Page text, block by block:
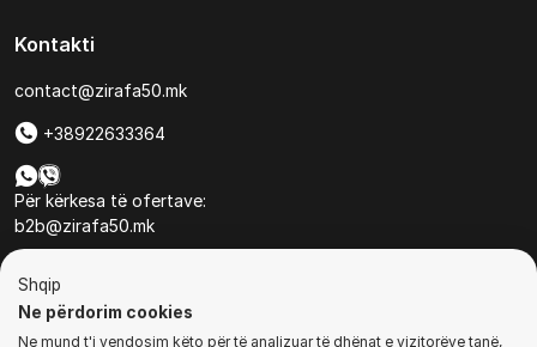
Kontakti
contact@zirafa50.mk
+38922633364
Për kërkesa të ofertave:
b2b@zirafa50.mk
Shqip
Ne përdorim cookies
Ne mund t'i vendosim këto për të analizuar të dhënat e vizitorëve tanë,